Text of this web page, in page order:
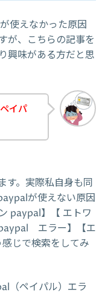
使えなかった原因
が、こちらの記事を
興味がある方だと思
イパ
す。実際私自身も同
が使えない原因
paypal】【 エトワ
エラー】【エ
じで検索をしてみ
（ペイパル）エラ